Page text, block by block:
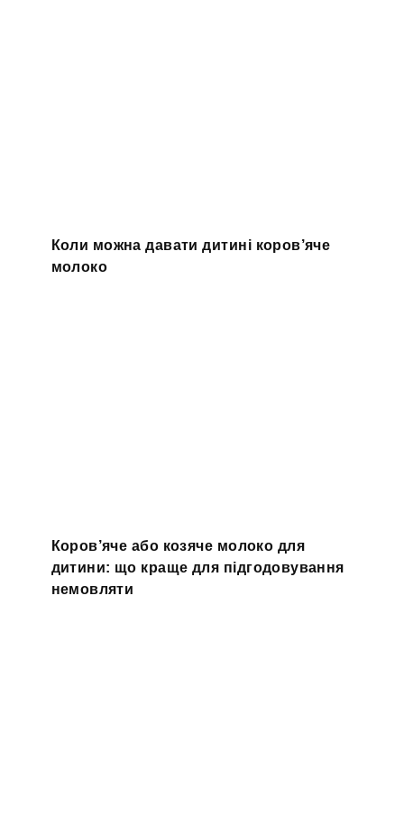
Коли можна давати дитині коров’яче
молоко
Коров’яче або козяче молоко для
дитини: що краще для підгодовування
немовляти